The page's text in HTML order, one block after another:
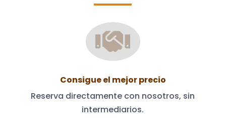

Consigue el mejor precio
Reserva directamente con nosotros, sin
intermediarios.